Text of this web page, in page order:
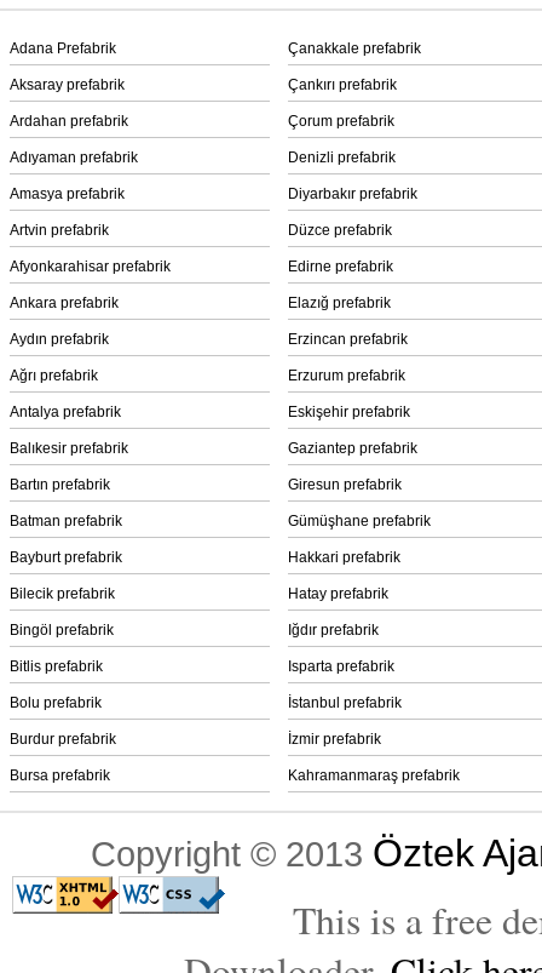
Adana Prefabrik
Aksaray prefabrik
Ardahan prefabrik
Adıyaman prefabrik
Amasya prefabrik
Artvin prefabrik
Afyonkarahisar prefabrik
Ankara prefabrik
Aydın prefabrik
Ağrı prefabrik
Antalya prefabrik
Balıkesir prefabrik
Bartın prefabrik
Batman prefabrik
Bayburt prefabrik
Bilecik prefabrik
Bingöl prefabrik
Bitlis prefabrik
Bolu prefabrik
Burdur prefabrik
Bursa prefabrik
Çanakkale prefabrik
Çankırı prefabrik
Çorum prefabrik
Denizli prefabrik
Diyarbakır prefabrik
Düzce prefabrik
Edirne prefabrik
Elazığ prefabrik
Erzincan prefabrik
Erzurum prefabrik
Eskişehir prefabrik
Gaziantep prefabrik
Giresun prefabrik
Gümüşhane prefabrik
Hakkari prefabrik
Hatay prefabrik
Iğdır prefabrik
Isparta prefabrik
İstanbul prefabrik
İzmir prefabrik
Kahramanmaraş prefabrik
Copyright © 2013 Öztek
This is a free